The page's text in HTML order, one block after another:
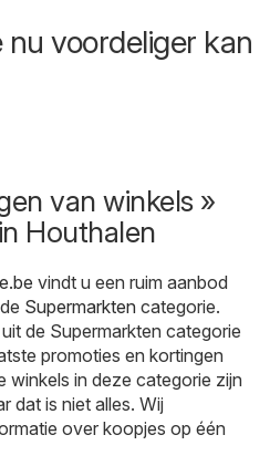
voordeliger kan
van winkels »
Houthalen
vindt u een ruim aanbod
Supermarkten categorie.
de Supermarkten categorie
promoties en kortingen
winkels in deze categorie zijn
dat is niet alles. Wij
over koopjes op één